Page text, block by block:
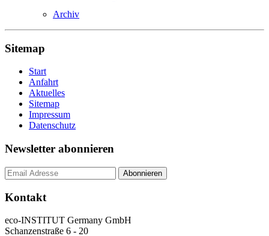
Archiv
Sitemap
Start
Anfahrt
Aktuelles
Sitemap
Impressum
Datenschutz
Newsletter abonnieren
Kontakt
eco-INSTITUT Germany GmbH
Schanzenstraße 6 - 20